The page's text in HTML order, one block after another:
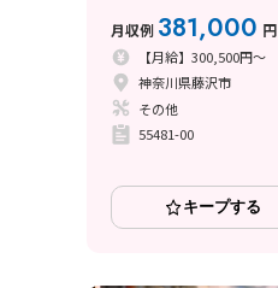
月収例 381,000 円
【月給】300,500円～
神奈川県藤沢市
その他
55481-00
キープする